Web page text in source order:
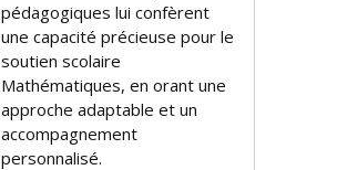
pédagogiques lui confèrent
une capacité précieuse pour le
soutien scolaire
Mathématiques, en offrant une
approche adaptable et un
accompagnement
personnalisé.